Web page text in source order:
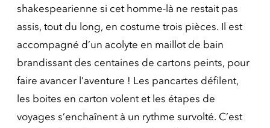
shakespearienne si cet homme-là ne restait pas
assis, tout du long, en costume trois pièces. Il est
accompagné d’un acolyte en maillot de bain
brandissant des centaines de cartons peints, pour
faire avancer l’aventure ! Les pancartes défilent,
les boites en carton volent et les étapes de
voyages s’enchaînent à un rythme survolté. C’est